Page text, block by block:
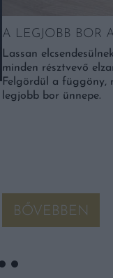
A LEGJOBB BOR
Lassan
minden résztvevő
Felgördül a függöny,
legjobb bor ünnepe.
BŐVEBBEN